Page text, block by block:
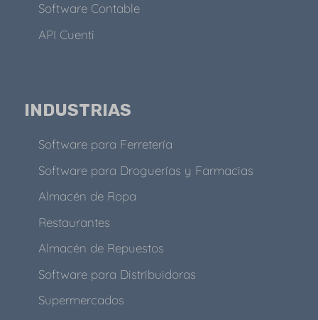
Software Contable
API Cuenti
INDUSTRIAS
Software para Ferretería
Software para Droguerías y Farmacias
Almacén de Ropa
Restaurantes
Almacén de Repuestos
Software para Distribuidoras
Supermercados